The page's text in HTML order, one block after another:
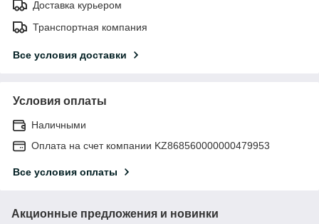
Доставка курьером
Транспортная компания
Все условия доставки
Условия оплаты
Наличными
Оплата на счет компании KZ868560000000479953
Все условия оплаты
Акционные предложения и новинки